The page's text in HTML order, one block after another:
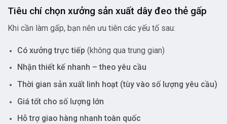
Tiêu chí chọn xưởng sản xuất dây đeo thẻ gấp
Khi cần làm gấp, bạn nên ưu tiên các yếu tố sau:
Có xưởng trực tiếp (không qua trung gian)
Nhận thiết kế nhanh – theo yêu cầu
Thời gian sản xuất linh hoạt (tùy vào số lượng yêu cầu)
Giá tốt cho số lượng lớn
Hỗ trợ giao hàng nhanh toàn quốc